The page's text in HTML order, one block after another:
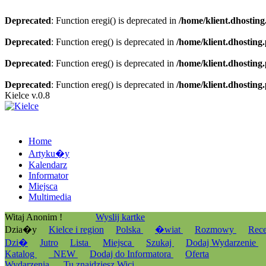
Deprecated: Function eregi() is deprecated in /home/
Deprecated: Function ereg() is deprecated in /home/
Deprecated: Function ereg() is deprecated in /home/
Deprecated: Function ereg() is deprecated in /home/
Kielce v.0.8
Home
Artyku�y
Kalendarz
Informator
Miejsca
Multimedia
Witaj Anonim !
Wyslij kartke
Dzia�y
Kielce i region Polska �wiat Rozmowy
Dzi�
Jutro Lista Miejsca Szukaj Dodaj Wydarzenie
Katalog
_NEW Dodaj do Informatora
Oferta